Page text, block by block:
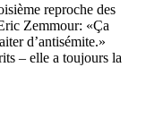
reproche des
Zemmour: «Ça
d’antisémite.»
– elle a toujours la